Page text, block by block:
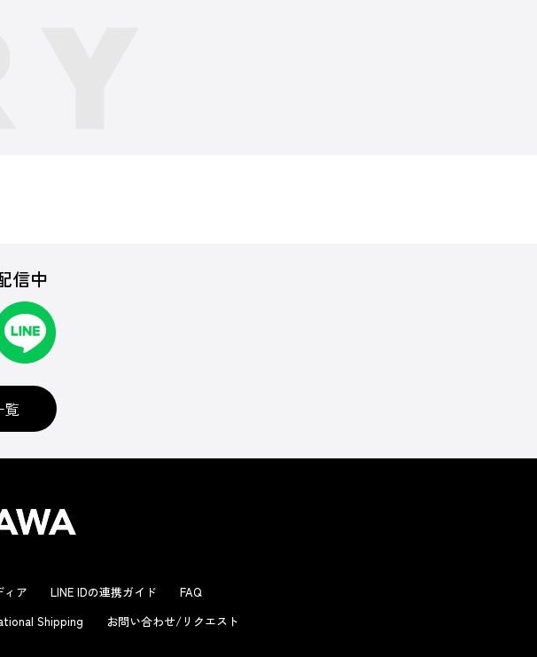
信中
覧
ィア LINE IDの連携ガイド
FAQ
Shipping お問い合わせ/リクエスト